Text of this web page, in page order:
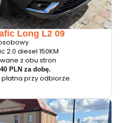
Long L2 09
2.0 diesel 150KM
z obu stron
PLN za dobę.
płatna przy odbiorze.